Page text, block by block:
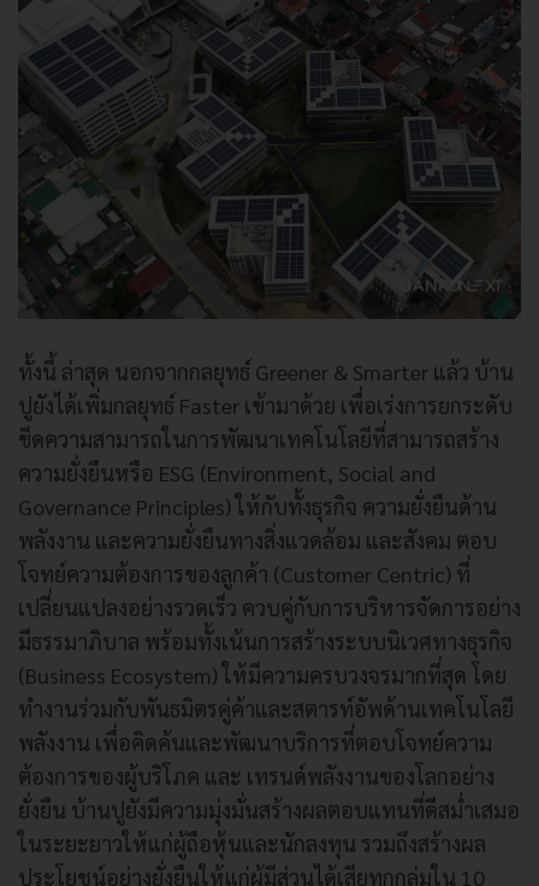
ทั้งนี้ ล่าสุด นอกจากกลยุทธ์ Greener & Smarter แล้ว บ้าน
ปูยังได้เพิ่มกลยุทธ์ Faster เข้ามาด้วย เพื่อเร่งการยกระดับ
ขีดความสามารถในการพัฒนาเทคโนโลยีที่สามารถสร้าง
ความยั่งยืนหรือ ESG (Environment, Social and
Governance Principles) ให้กับทั้งธุรกิจ ความยั่งยืนด้าน
พลังงาน และความยั่งยืนทางสิ่งแวดล้อม และสังคม ตอบ
โจทย์ความต้องการของลูกค้า (Customer Centric) ที่
เปลี่ยนแปลงอย่างรวดเร็ว ควบคู่กับการบริหารจัดการอย่าง
มีธรรมาภิบาล พร้อมทั้งเน้นการสร้างระบบนิเวศทางธุรกิจ
(Business Ecosystem) ให้มีความครบวงจรมากที่สุด โดย
ทำงานร่วมกับพันธมิตรคู่ค้าและสตารท์อัพด้านเทคโนโลยี
พลังงาน เพื่อคิดค้นและพัฒนาบริการที่ตอบโจทย์ความ
ต้องการของผู้บริโภค และ เทรนด์พลังงานของโลกอย่าง
ยั่งยืน บ้านปูยังมีความมุ่งมั่นสร้างผลตอบแทนที่ดีสม่ำเสมอ
ในระยะยาวให้แก่ผู้ถือหุ้นและนักลงทุน รวมถึงสร้างผล
ประโยชน์อย่างยั่งยืนให้แก่ผู้มีส่วนได้เสียทุกกลุ่มใน 10